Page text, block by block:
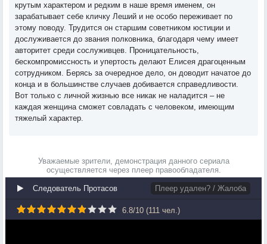
крутым характером и редким в наше время именем, он
зарабатывает себе кличку Леший и не особо переживает по
этому поводу. Трудится он старшим советником юстиции и
дослуживается до звания полковника, благодаря чему имеет
авторитет среди сослуживцев. Проницательность,
бескомпромиссность и упертость делают Елисея драгоценным
сотрудником. Берясь за очередное дело, он доводит начатое до
конца и в большинстве случаев добивается справедливости.
Вот только с личной жизнью все никак не наладится – не
каждая женщина сможет совладать с человеком, имеющим
тяжелый характер.
Уважаемые зрители, демонстрация данного сериала
осуществляется через плеер правообладателя.
Следователь Протасов Плеер удален? / Жалоба
6.8/10 (111 чел.)